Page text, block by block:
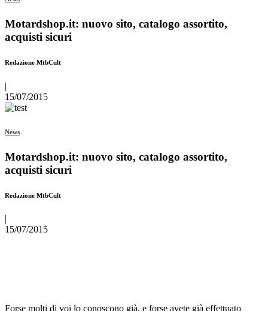
Motardshop.it: nuovo sito, catalogo assortito,
acquisti sicuri
Redazione MtbCult
|
15/07/2015
News
Motardshop.it: nuovo sito, catalogo assortito,
acquisti sicuri
Redazione MtbCult
15/07/2015
Forse molti di voi lo conoscono già, e forse avete già effettuato